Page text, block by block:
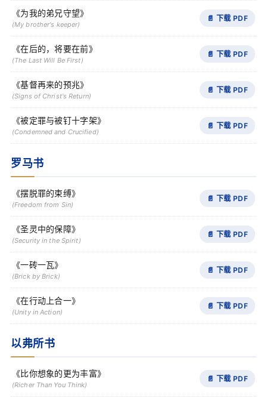
《为我的弟兄守望》
(My brother's keeper)
📄 下载 PDF
《在后的，将要在前》
(The Last Will Be First)
📄 下载 PDF
《基督再来的预兆》
(Signs of Christ's Return)
📄 下载 PDF
《被定罪与被钉十字架》
(Condemned and Crucified)
📄 下载 PDF
罗马书
《摆脱罪的束缚》
(Freedom from Sin)
📄 下载 PDF
《圣灵中的保障》
(Security in the Spirit)
📄 下载 PDF
《一砖一瓦》
(Brick by Brick)
📄 下载 PDF
《在行动上合一》
(Unity in Action)
📄 下载 PDF
以弗所书
《比你想象的更为丰富》
(Richer Than You Think)
📄 下载 PDF